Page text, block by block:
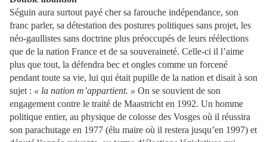
Séguin aura surtout payé cher sa farouche indépendance, son
franc parler, sa détestation des postures politiques sans projet, les
néo-gaullistes sans doctrine plus préoccupés de leurs réélections
que de la nation France et de sa souveraineté. Celle-ci il l’aime
plus que tout, la défendra bec et ongles comme un forcené
pendant toute sa vie, lui qui était pupille de la nation et disait à son
sujet : « la nation m’appartient. » On se souvient de son
engagement contre le traité de Maastricht en 1992. Un homme
politique entier, au physique de colosse des Vosges où il réussira
son parachutage en 1977 (élu maire où il restera jusqu’en 1997) et